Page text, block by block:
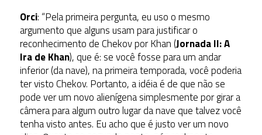
Orci: “Pela primeira pergunta, eu uso o mesmo
argumento que alguns usam para justificar o
reconhecimento de Chekov por Khan (Jornada II: A
Ira de Khan), que é: se você fosse para um andar
inferior (da nave), na primeira temporada, você poderia
ter visto Chekov. Portanto, a idéia é de que não se
pode ver um novo alienígena simplesmente por girar a
câmera para algum outro lugar da nave que talvez você
tenha visto antes. Eu acho que é justo ver um novo